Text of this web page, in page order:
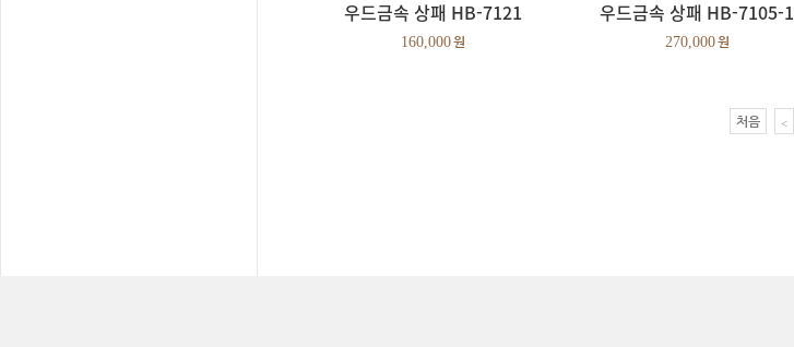
우드금속 상패 HB-7121
160,000
우드금속 상패 HB-7105-1
270,000
처음 <